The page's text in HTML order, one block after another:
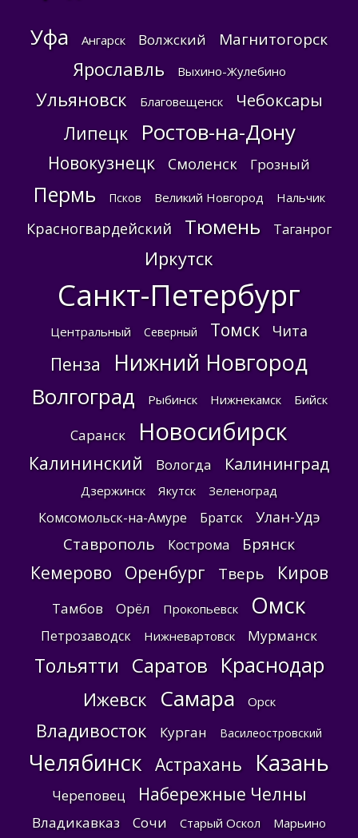
Уфа Ангарск Волжский Магнитогорск
Ярославль Выхино-Жулебино
Ульяновск Благовещенск Чебоксары
Липецк Ростов-на-Дону
Новокузнецк Смоленск Грозный
Пермь Псков Великий Новгород Нальчик
Красногвардейский Тюмень Таганрог
Иркутск
Санкт-Петербург
Центральный Северный Томск Чита
Пенза Нижний Новгород
Волгоград Рыбинск Нижнекамск Бийск
Саранск Новосибирск
Калининский Вологда Калининград
Дзержинск Якутск Зеленоград
Комсомольск-на-Амуре Братск Улан-Удэ
Ставрополь Кострома Брянск
Кемерово Оренбург Тверь Киров
Тамбов Орёл Прокопьевск Омск
Петрозаводск Нижневартовск Мурманск
Тольятти Саратов Краснодар
Ижевск Самара Орск
Владивосток Курган Василеостровский
Челябинск Астрахань Казань
Череповец Набережные Челны
Владикавказ Сочи Старый Оскол Марьино